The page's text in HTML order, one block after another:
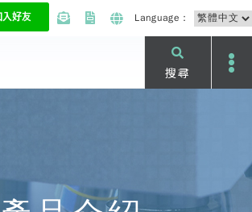
Language：
搜尋